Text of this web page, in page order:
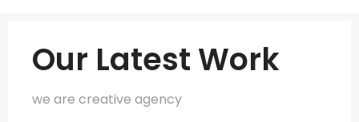
Our Latest Work
we are creative agency